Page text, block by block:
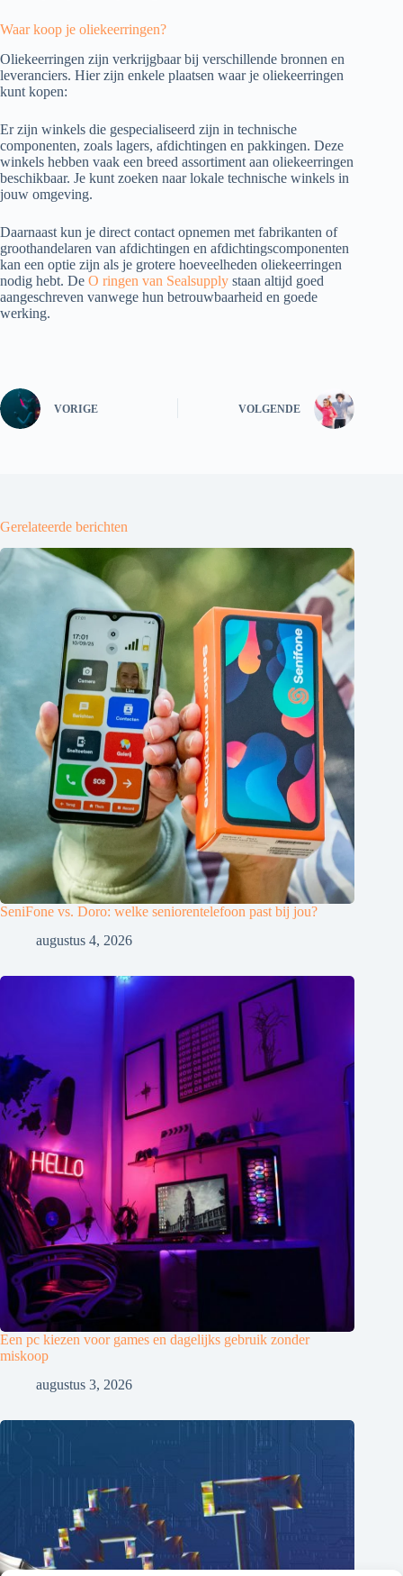
Waar koop je oliekeerringen?
Oliekeerringen zijn verkrijgbaar bij verschillende bronnen en
leveranciers. Hier zijn enkele plaatsen waar je oliekeerringen
kunt kopen:
Er zijn winkels die gespecialiseerd zijn in technische
componenten, zoals lagers, afdichtingen en pakkingen. Deze
winkels hebben vaak een breed assortiment aan oliekeerringen
beschikbaar. Je kunt zoeken naar lokale technische winkels in
jouw omgeving.
Daarnaast kun je direct contact opnemen met fabrikanten of
groothandelaren van afdichtingen en afdichtingscomponenten
kan een optie zijn als je grotere hoeveelheden oliekeerringen
nodig hebt. De O ringen van Sealsupply staan altijd goed
aangeschreven vanwege hun betrouwbaarheid en goede
werking.
VORIGE VOLGENDE
Gerelateerde berichten
SeniFone vs. Doro: welke seniorentelefoon past bij jou?
augustus 4, 2026
Een pc kiezen voor games en dagelijks gebruik zonder
miskoop
augustus 3, 2026